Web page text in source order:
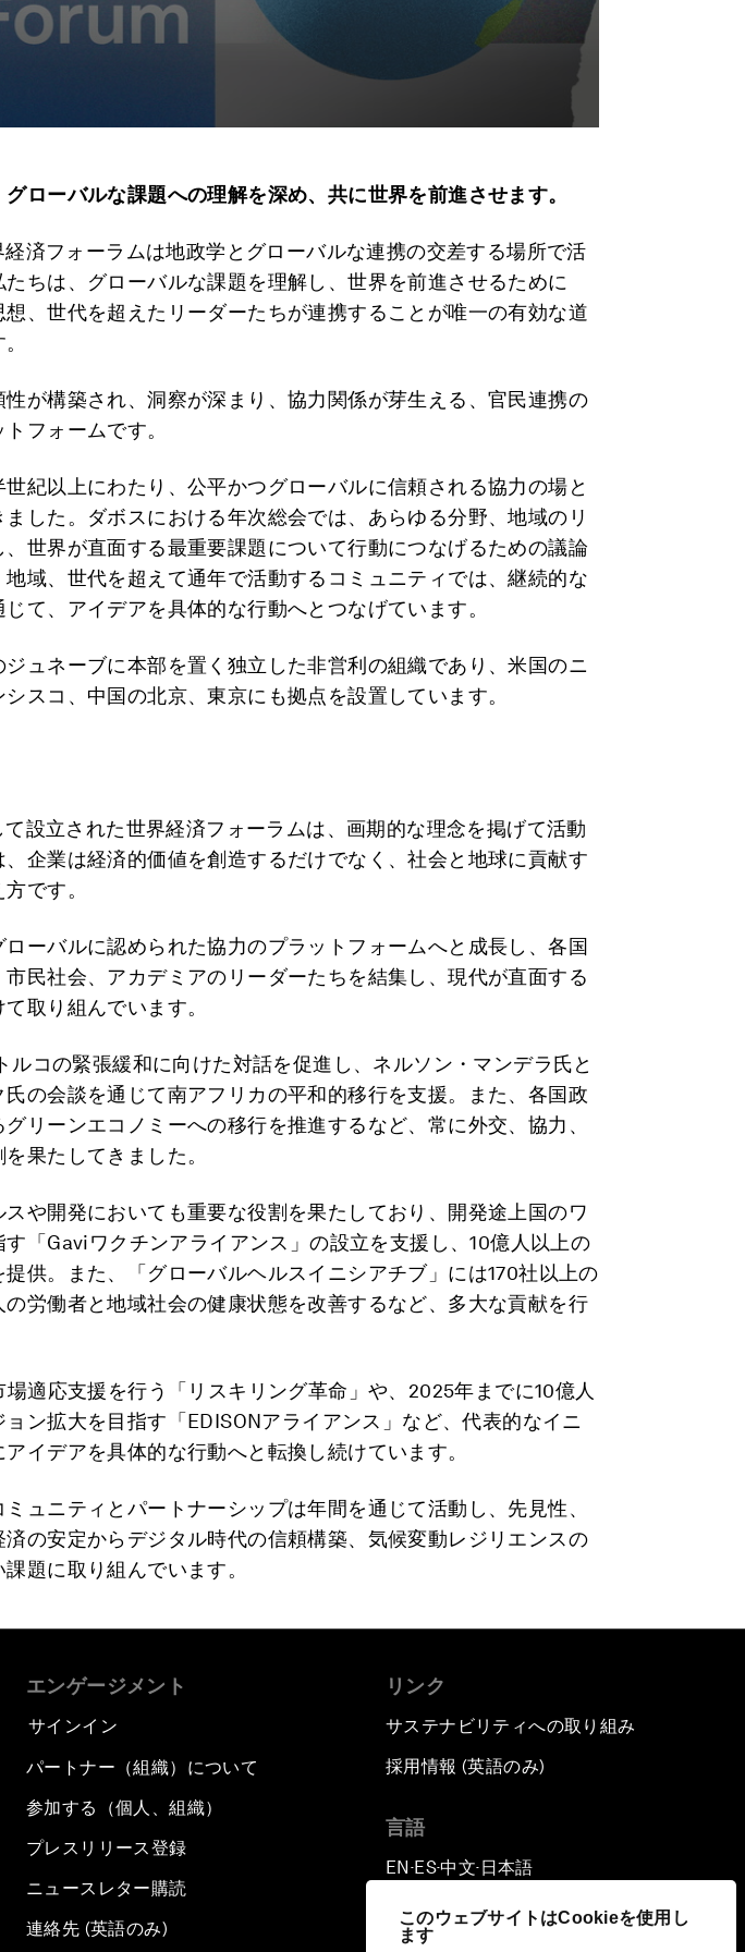
このウェブサイトはCookieを使用し
ます
ローバルな課題への理解を深め、共に世界を前進させます。
経済フォーラムは地政学とグローバルな連携の交差する場所で活
ちは、グローバルな課題を理解し、世界を前進させるために
、世代を超えたリーダーたちが連携することが唯一の有効な道
が構築され、洞察が深まり、協力関係が芽生える、官民連携の
フォームです。
紀以上にわたり、公平かつグローバルに信頼される協力の場と
した。 ダボスにおける年次総会では、あらゆる分野、地域のリ
世界が直面する最重要課題について行動につなげるための議論
域、世代を超えて通年で活動するコミュニティでは、継続的な
て、アイデアを具体的な行動へとつなげています。
ュネーブに本部を置く独立した非営利の組織であり、米国のニ
スコ、中国の北京、東京にも拠点を設置しています。
て設立された世界経済フォーラムは、画期的な理念を掲げて活動
企業は経済的価値を創造するだけでなく、社会と地球に貢献す
です。
ーバルに認められた協力のプラットフォームへと成長し、各国
民社会、アカデミアのリーダーたちを結集し、現代が直面する
取り組んでいます。
ルコの緊張緩和に向けた対話を促進し、ネルソン・マンデラ氏と
の会談を通じて南アフリカの平和的移行を支援。また、各国政
リーンエコノミーへの移行を推進するなど、常に外交、協力、
果たしてきました。
や開発においても重要な役割を果たしており、開発途上国のワ
「Gaviワクチンアライアンス」の設立を支援し、10億人以上の
供。また、「グローバルヘルスイニシアチブ」には170社以上の
労働者と地域社会の健康状態を改善するなど、多大な貢献を行
適応支援を行う「リスキリング革命」や、2025年までに10億人
ン拡大を目指す「EDISONアライアンス」など、代表的なイニ
イデアを具体的な行動へと転換し続けています。
ュニティとパートナーシップは年間を通じて活動し、先見性、
の安定からデジタル時代の信頼構築、気候変動レジリエンスの
題に取り組んでいます。
エンゲージメント
サインイン
パートナー（組織）について
参加する（個人、組織）
プレスリリース登録
ニュースレター購読
連絡先 (英語のみ)
リンク
サステナビリティへの取り組み
採用情報 (英語のみ)
言語
EN ▪ES▪中文▪ 日本語